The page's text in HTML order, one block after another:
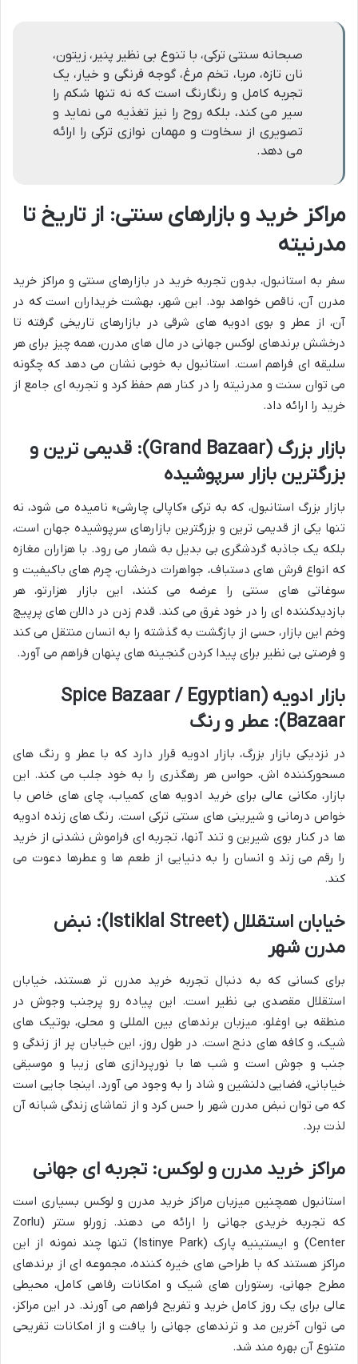
صبحانه سنتی ترکی، با تنوع بی نظیر پنیر، زیتون،
نان تازه، مربا، تخم مرغ، گوجه فرنگی و خیار، یک
تجربه کامل و رنگارنگ است که نه تنها شکم را
سیر می کند، بلکه روح را نیز تغذیه می نماید و
تصویری از سخاوت و مهمان نوازی ترکی را ارائه
می دهد.
مراکز خرید و بازارهای سنتی: از تاریخ تا
مدرنیته
سفر به استانبول، بدون تجربه خرید در بازارهای سنتی و مراکز خرید
مدرن آن، ناقص خواهد بود. این شهر، بهشت خریداران است که در
آن، از عطر و بوی ادویه های شرقی در بازارهای تاریخی گرفته تا
درخشش برندهای لوکس جهانی در مال های مدرن، همه چیز برای هر
سلیقه ای فراهم است. استانبول به خوبی نشان می دهد که چگونه
می توان سنت و مدرنیته را در کنار هم حفظ کرد و تجربه ای جامع از
خرید را ارائه داد.
بازار بزرگ (Grand Bazaar): قدیمی ترین و
بزرگترین بازار سرپوشیده
بازار بزرگ استانبول، که به ترکی «کاپالی چارشی» نامیده می شود، نه
تنها یکی از قدیمی ترین و بزرگترین بازارهای سرپوشیده جهان است،
بلکه یک جاذبه گردشگری بی بدیل به شمار می رود. با هزاران مغازه
که انواع فرش های دستباف، جواهرات درخشان، چرم های باکیفیت و
سوغاتی های سنتی را عرضه می کنند، این بازار هزارتو، هر
بازدیدکننده ای را در خود غرق می کند. قدم زدن در دالان های پرپیچ
وخم این بازار، حسی از بازگشت به گذشته را به انسان منتقل می کند
و فرصتی بی نظیر برای پیدا کردن گنجینه های پنهان فراهم می آورد.
بازار ادویه (Spice Bazaar / Egyptian
Bazaar): عطر و رنگ
در نزدیکی بازار بزرگ، بازار ادویه قرار دارد که با عطر و رنگ های
مسحورکننده اش، حواس هر رهگذری را به خود جلب می کند. این
بازار، مکانی عالی برای خرید ادویه های کمیاب، چای های خاص با
خواص درمانی و شیرینی های سنتی ترکی است. رنگ های زنده ادویه
ها در کنار بوی شیرین و تند آنها، تجربه ای فراموش نشدنی از خرید
را رقم می زند و انسان را به دنیایی از طعم ها و عطرها دعوت می
کند.
خیابان استقلال (Istiklal Street): نبض
مدرن شهر
برای کسانی که به دنبال تجربه خرید مدرن تر هستند، خیابان
استقلال مقصدی بی نظیر است. این پیاده رو پرجنب وجوش در
منطقه بی اوغلو، میزبان برندهای بین المللی و محلی، بوتیک های
شیک، و کافه های دنج است. در طول روز، این خیابان پر از زندگی و
جنب و جوش است و شب ها با نورپردازی های زیبا و موسیقی
خیابانی، فضایی دلنشین و شاد را به وجود می آورد. اینجا جایی است
که می توان نبض مدرن شهر را حس کرد و از تماشای زندگی شبانه آن
لذت برد.
مراکز خرید مدرن و لوکس: تجربه ای جهانی
استانبول همچنین میزبان مراکز خرید مدرن و لوکس بسیاری است
که تجربه خریدی جهانی را ارائه می دهند. زورلو سنتر (Zorlu
Center) و ایستینیه پارک (Istinye Park) تنها چند نمونه از این
مراکز هستند که با طراحی های خیره کننده، مجموعه ای از برندهای
مطرح جهانی، رستوران های شیک و امکانات رفاهی کامل، محیطی
عالی برای یک روز کامل خرید و تفریح فراهم می آورند. در این مراکز،
می توان آخرین مد و ترندهای جهانی را یافت و از امکانات تفریحی
متنوع آن بهره مند شد.